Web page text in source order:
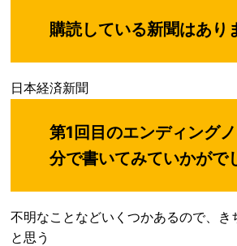
購読している新聞はあり
日本経済新聞
第1回目のエンディング
分で書いてみていかがで
不明なことなどいくつかあるので、き
と思う